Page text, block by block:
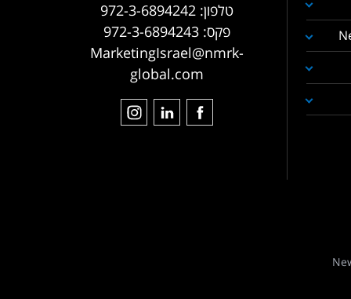
טלפון:972-3-6894242
פקס:972-3-6894243
MarketingIsrael@nmrk-
global.com